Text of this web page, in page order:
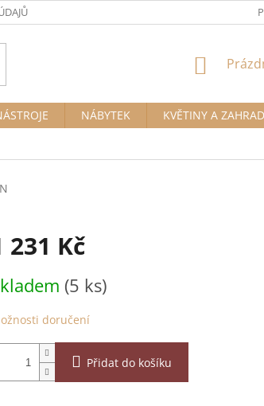
NÁBYTEK KVĚTINY A
231 Kč
(5 ks)
doručení
Přidat do košíku